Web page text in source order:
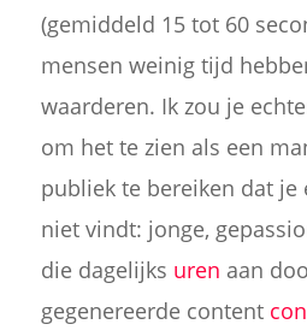
(gemiddeld 15 tot 60
mensen weinig tijd
waarderen. Ik zou je
om het te zien als een
publiek te bereiken dat je
niet vindt: jonge,
die dagelijks uren aan
gegenereerde content